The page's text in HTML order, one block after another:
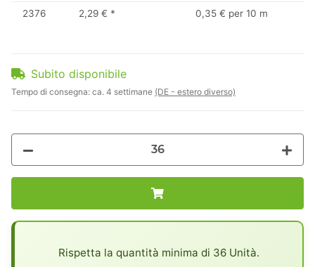
2376 2,29 € * 0,35 € per 10 m
Subito disponibile
Tempo di consegna: ca. 4 settimane (DE - estero diverso)
Rispetta la quantità minima di 36 Unità.